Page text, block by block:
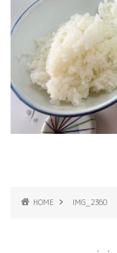
HOME IMG_2360